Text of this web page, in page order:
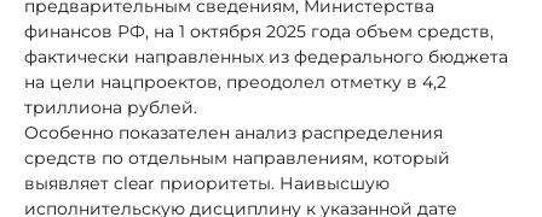
предварительным сведениям, Министерства
финансов РФ, на 1 октября 2025 года объем средств,
фактически направленных из федерального бюджета
на цели нацпроектов, преодолел отметку в 4,2
триллиона рублей.
Особенно показателен анализ распределения
средств по отдельным направлениям, который
выявляет clear приоритеты. Наивысшую
исполнительскую дисциплину к указанной дате